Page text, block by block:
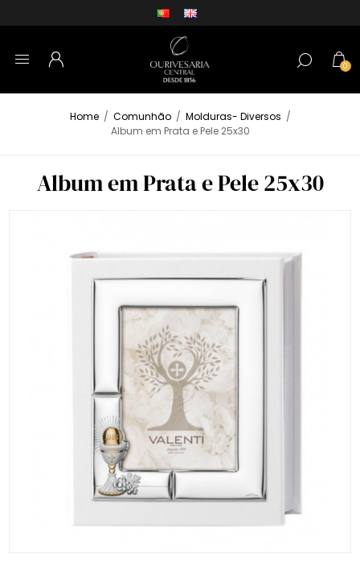
0
Home / Comunhão / Molduras- Diversos /
Album em Prata e Pele 25x30
Album em Prata e Pele 25x30